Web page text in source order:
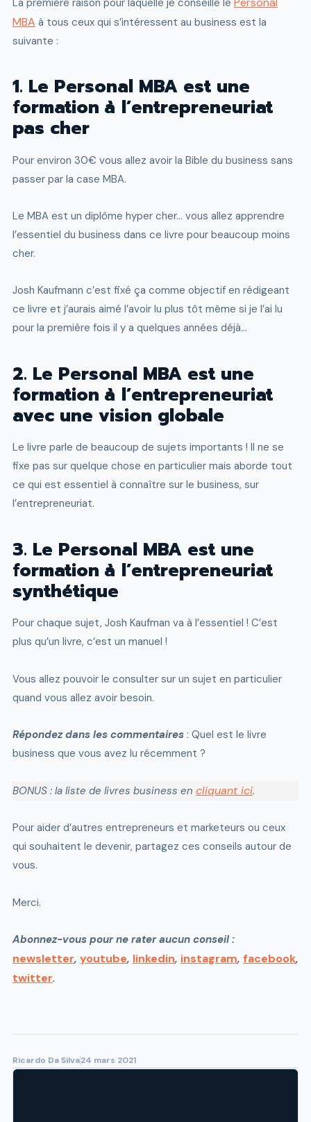
MBA à tous ceux qui s’intéressent au business est la
suivante :
1. Le Personal MBA est une
formation à l’entrepreneuriat
pas cher
Pour environ 30€ vous allez avoir la Bible du business sans
passer par la case MBA.
Le MBA est un diplôme hyper cher… vous allez apprendre
l’essentiel du business dans ce livre pour beaucoup moins
cher.
Josh Kaufmann c’est fixé ça comme objectif en rédigeant
ce livre et j’aurais aimé l’avoir lu plus tôt même si je l’ai lu
pour la première fois il y a quelques années déjà…
2. Le Personal MBA est une
formation à l’entrepreneuriat
avec une vision globale
Le livre parle de beaucoup de sujets importants ! Il ne se
fixe pas sur quelque chose en particulier mais aborde tout
ce qui est essentiel à connaître sur le business, sur
l’entrepreneuriat.
3. Le Personal MBA est une
formation à l’entrepreneuriat
synthétique
Pour chaque sujet, Josh Kaufman va à l’essentiel ! C’est
plus qu’un livre, c’est un manuel !
Vous allez pouvoir le consulter sur un sujet en particulier
quand vous allez avoir besoin.
Répondez dans les commentaires : Quel est le livre
business que vous avez lu récemment ?
BONUS : la liste de livres business en cliquant ici.
Pour aider d’autres entrepreneurs et marketeurs ou ceux
qui souhaitent le devenir, partagez ces conseils autour de
vous.
Merci.
Abonnez-vous pour ne rater aucun conseil :
newsletter, youtube, linkedin, instagram, facebook,
twitter.
Ricardo Da Silva24 mars 2021